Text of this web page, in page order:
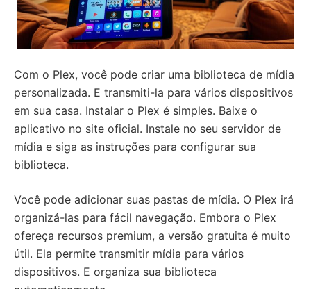
Com o Plex, você pode criar uma biblioteca de mídia
personalizada. E transmiti-la para vários dispositivos
em sua casa. Instalar o Plex é simples. Baixe o
aplicativo no site oficial. Instale no seu servidor de
mídia e siga as instruções para configurar sua
biblioteca.
Você pode adicionar suas pastas de mídia. O Plex irá
organizá-las para fácil navegação. Embora o Plex
ofereça recursos premium, a versão gratuita é muito
útil. Ela permite transmitir mídia para vários
dispositivos. E organiza sua biblioteca